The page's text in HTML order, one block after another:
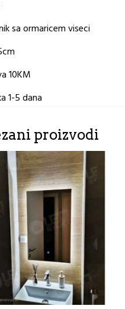
sa ormaricem viseci
10KM
1-5 dana
proizvodi